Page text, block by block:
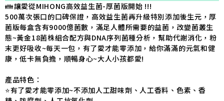
👪讓愛從MIHONG高效益生菌-厚菌版開始 !!!
500萬次張口的口碑保證，高效益生菌再升級特別添加後生元，厚
菌版每盒含有9000億菌數，滿足人體所需要的益菌，改變菌叢生
態~黃金18菌株組合配方與DNA序列菌種分析，幫助代謝消化，粉
末更好吸收~每天一包，有了愛才能零添加，給你滿滿的元氣和健
康，低卡無負擔，順暢身心~大人小孩都愛!
產品特色：
⭐️有了愛才能零添加~不添加人工甜味劑、人工香料、色素、香